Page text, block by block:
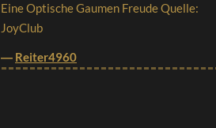
Eine Optische Gaumen Freude Quelle:
JoyClub
― Reiter4960